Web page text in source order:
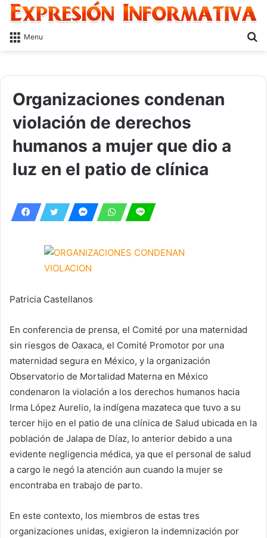
Menu
Organizaciones condenan
violación de derechos
humanos a mujer que dio a
luz en el patio de clínica
Patricia Castellanos
En conferencia de prensa, el Comité por una maternidad
sin riesgos de Oaxaca, el Comité Promotor por una
maternidad segura en México, y la organización
Observatorio de Mortalidad Materna en México
condenaron la violación a los derechos humanos hacia
Irma López Aurelio, la indígena mazateca que tuvo a su
tercer hijo en el patio de una clínica de Salud ubicada en la
población de Jalapa de Díaz, lo anterior debido a una
evidente negligencia médica, ya que el personal de salud
a cargo le negó la atención aun cuando la mujer se
encontraba en trabajo de parto.
En este contexto, los miembros de estas tres
organizaciones unidas, exigieron la indemnización por